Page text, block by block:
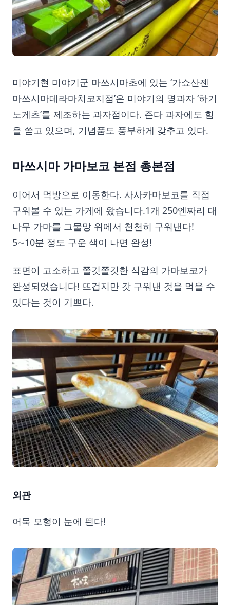
미야기현 미야기군 마쓰시마초에 있는 ‘가쇼산젠
마쓰시마데라마치코지점’은 미야기의 명과자 ‘하기
노게츠’를 제조하는 과자점이다. 즌다 과자에도 힘
을 쏟고 있으며, 기념품도 풍부하게 갖추고 있다.
마쓰시마 가마보코 본점 총본점
이어서 먹방으로 이동한다. 사사카마보코를 직접
구워볼 수 있는 가게에 왔습니다.1개 250엔짜리 대
나무 가마를 그물망 위에서 천천히 구워낸다!
5∼10분 정도 구운 색이 나면 완성!
표면이 고소하고 쫄깃쫄깃한 식감의 가마보코가
완성되었습니다! 뜨겁지만 갓 구워낸 것을 먹을 수
있다는 것이 기쁘다.
외관
어묵 모형이 눈에 띈다!